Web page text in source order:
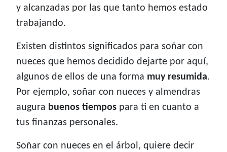
y alcanzadas por las que tanto hemos estado
trabajando.
Existen distintos significados para soñar con
nueces que hemos decidido dejarte por aquí,
algunos de ellos de una forma muy resumida.
Por ejemplo, soñar con nueces y almendras
augura buenos tiempos para ti en cuanto a
tus finanzas personales.
Soñar con nueces en el árbol, quiere decir